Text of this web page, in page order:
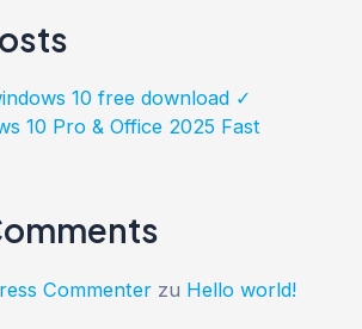
10 free download ✓
10 Pro & Office 2025 Fast
Commenterzu Hello world!